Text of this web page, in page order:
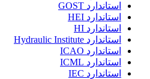
استاندارد GOST
استاندارد HEI
استاندارد HI
استاندارد Hydraulic Institute
استاندارد ICAO
استاندارد ICML
استاندارد IEC